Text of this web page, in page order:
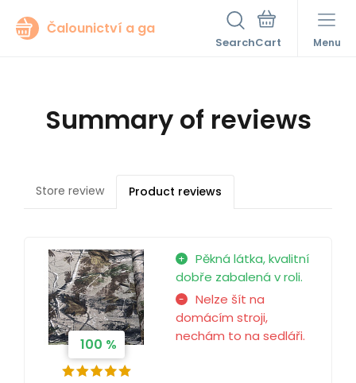
Čalounictví a ga
Search Menu
Summary of reviews
Store review Product reviews
100 %
Pěkná látka, kvalitní
dobře zabalená v roli.
Nelze šít na
domácím stroji,
nechám to na sedláři.